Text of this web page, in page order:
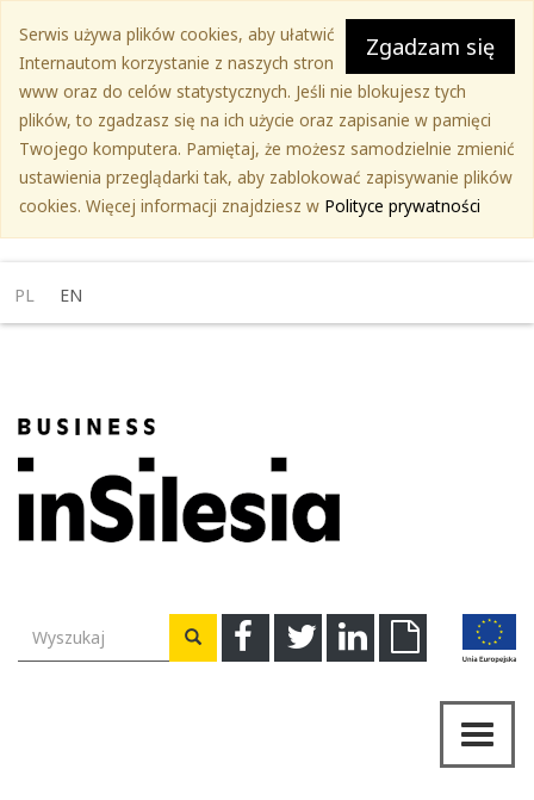
treści
głównej
Zgadzam się
Serwis używa plików cookies, aby ułatwić
Internautom korzystanie z naszych stron
www oraz do celów statystycznych. Jeśli nie blokujesz tych
plików, to zgadzasz się na ich użycie oraz zapisanie w pamięci
Twojego komputera. Pamiętaj, że możesz samodzielnie zmienić
ustawienia przeglądarki tak, aby zablokować zapisywanie plików
cookies. Więcej informacji znajdziesz w Polityce prywatności
PL EN
FacebookTwitterLinkedinDownload
Wyszukiwarka Wyszukaj